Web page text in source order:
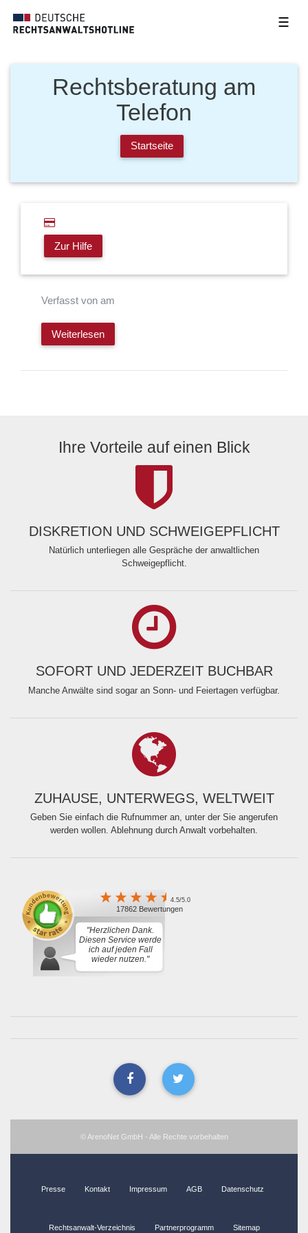
☰
Rechtsberatung am
Telefon
Startseite
Zur Hilfe
Verfasst von am
Weiterlesen
Ihre Vorteile auf einen Blick
DISKRETION UND SCHWEIGEPFLICHT
Natürlich unterliegen alle Gespräche der anwaltlichen
Schweigepflicht.
SOFORT UND JEDERZEIT BUCHBAR
Manche Anwälte sind sogar an Sonn- und Feiertagen verfügbar.
ZUHAUSE, UNTERWEGS, WELTWEIT
Geben Sie einfach die Rufnummer an, unter der Sie angerufen
werden wollen. Ablehnung durch Anwalt vorbehalten.
4.5/5.0
17862 Bewertungen
"Herzlichen Dank.
Diesen Service werde
ich auf jeden Fall
wieder nutzen."
© ArenoNet GmbH - Alle Rechte vorbehalten
Presse Kontakt Impressum AGB Datenschutz
Rechtsanwalt-Verzeichnis Partnerprogramm Sitemap